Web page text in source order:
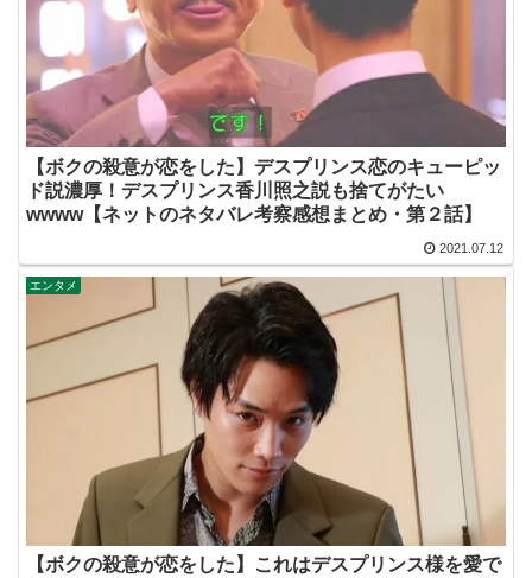
【ボクの殺意が恋をした】デスプリンス恋のキューピッ
ド説濃厚！デスプリンス香川照之説も捨てがたい
wwww【ネットのネタバレ考察感想まとめ・第２話】
2021.07.12
エンタメ
【ボクの殺意が恋をした】これはデスプリンス様を愛で